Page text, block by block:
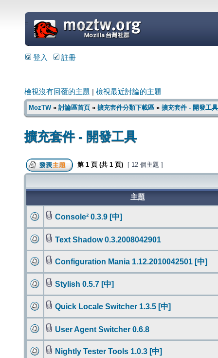
=
登入 註冊
檢視沒有回覆的主題 檢視最近討論的主題
MozTW» 討論區首頁 » 擴充套件分類下載區 » 擴充套件 - 開發工具
擴充套件 - 開發工具
第 1 頁 (共 1 頁) [ 12 個主題 ]
主題
Console² 0.3.9 [中]
Text Shadow 0.3.2008042901
Configuration Mania 1.12.2010042501 [中]
Stylish 0.5.7 [中]
Quick Locale Switcher 1.3.5 [中]
User Agent Switcher 0.6.8
Nightly Tester Tools 1.0.3 [中]